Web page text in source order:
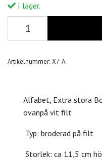
I lager.
Artikelnummer: X7-A
Alfabet, Extra stora
ovanpå vit filt
Typ: broderad på filt
Storlek: ca 11,5 cm